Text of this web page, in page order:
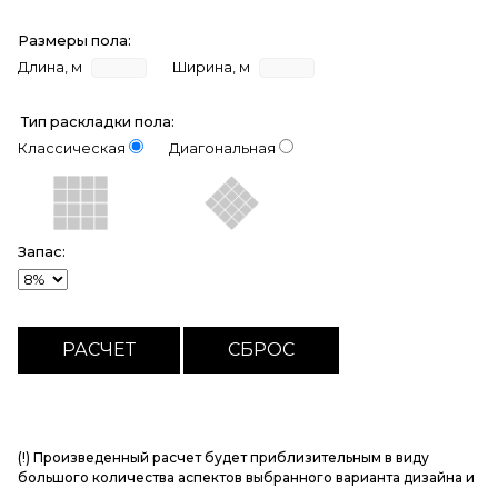
Размеры пола:
Длина, м
Ширина, м
Тип раскладки пола:
Классическая
Диагональная
Запас:
(!) Произведенный расчет будет приблизительным в виду
большого количества аспектов выбранного варианта дизайна и